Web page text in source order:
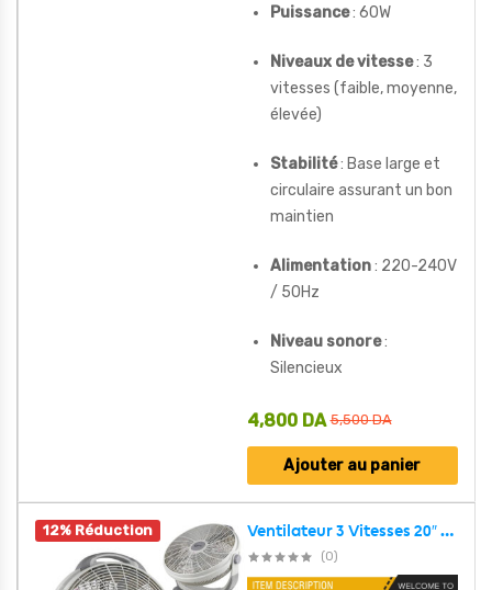
Puissance: 60W
Niveaux de vitesse: 3
vitesses (faible, moyenne,
élevée)
Stabilité: Base large et
circulaire assurant un bon
maintien
Alimentation: 220-240V
/ 50Hz
Niveau sonore:
Silencieux
5,500DA
4,800 DA
Ajouter au panier
12% Réduction Ventilateur 3 Vitesses 20″ Rhinos Electronics 130W – مروحة حجم كبير
(0)